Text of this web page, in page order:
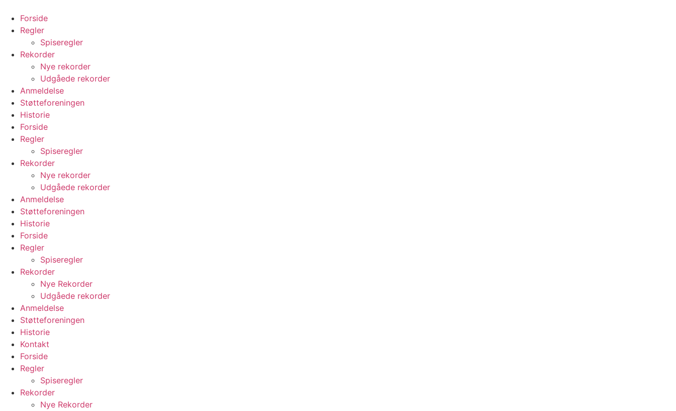
indhold
Forside
Regler
Spiseregler
Rekorder
Nye rekorder
Udgåede rekorder
Anmeldelse
Støtteforeningen
Historie
Forside
Regler
Spiseregler
Rekorder
Nye rekorder
Udgåede rekorder
Anmeldelse
Støtteforeningen
Historie
Forside
Regler
Spiseregler
Rekorder
Nye Rekorder
Udgåede rekorder
Anmeldelse
Støtteforeningen
Historie
Kontakt
Forside
Regler
Spiseregler
Rekorder
Nye Rekorder